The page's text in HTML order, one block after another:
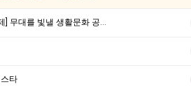
낼 생활문화 공연팀을 모집합니다!
타